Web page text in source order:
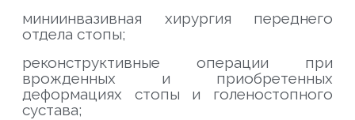
миниинвазивная хирургия переднего
отдела стопы;
реконструктивные операции при
врожденных и приобретенных
деформациях стопы и голеностопного
сустава;